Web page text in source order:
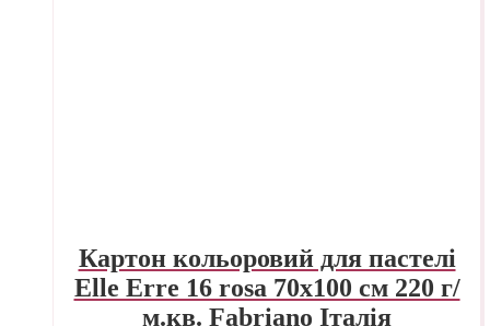
Картон кольоровий для пастелі
Elle Erre 16 rosa 70х100 см 220 г/
м.кв. Fabriano Італія